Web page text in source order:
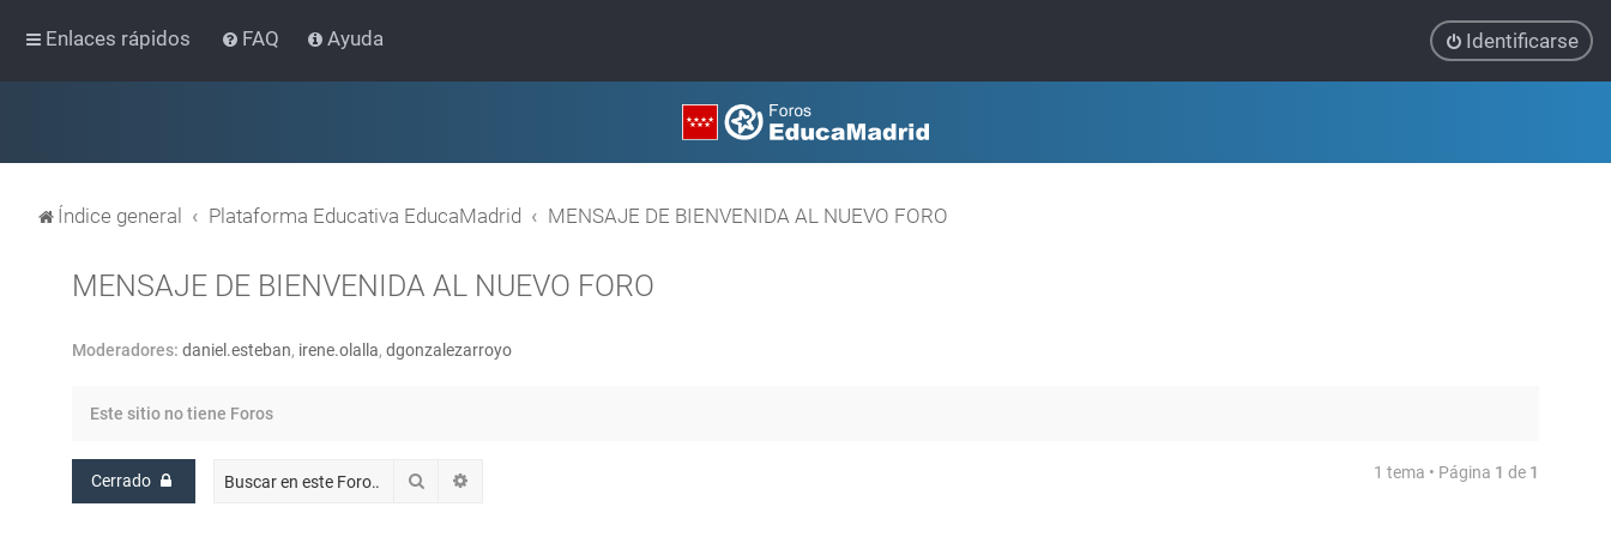
Enlaces rápidos FAQ Ayuda Identificarse
Índice general Plataforma Educativa EducaMadrid MENSAJE DE BIENVENIDA AL NUEVO FORO
MENSAJE DE BIENVENIDA AL NUEVO FORO
Moderadores: daniel.esteban, irene.olalla, dgonzalezarroyo
Este sitio no tiene Foros
Cerrado Buscar 1 tema • Página 1 de 1